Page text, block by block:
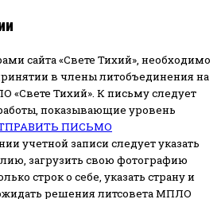
сайта «Свете Тихий», необходимо
в члены литобъединения на
«Свете Тихий». К письму следует
показывающие уровень
ПИСЬМО
учетной записи следует указать
загрузить свою фотографию
строк о себе, указать страну и
решения литсовета МПЛО